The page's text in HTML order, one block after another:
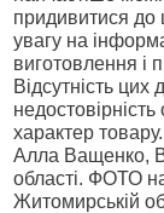
придивитися до
увагу на
виготовлення і
Відсутність цих
характер товару.
Алла Ващенко,
області. ФОТО
Житомирській